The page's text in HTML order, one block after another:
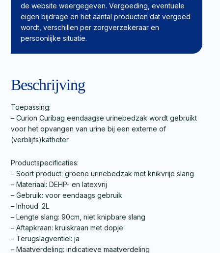
aantal
de website weergegeven. Vergoeding, eventuele
eigen bijdrage en het aantal producten dat vergoed
wordt, verschillen per zorgverzekeraar en
persoonlijke situatie.
Beschrijving
Toepassing:
– Curion Curibag eendaagse urinebedzak wordt gebruikt
voor het opvangen van urine bij een externe of
(verblijfs)katheter
Productspecificaties:
– Soort product: groene urinebedzak met knikvrije slang
– Materiaal: DEHP- en latexvrij
– Gebruik: voor eendaags gebruik
– Inhoud: 2L
– Lengte slang: 90cm, niet knipbare slang
– Aftapkraan: kruiskraan met dopje
– Terugslagventiel: ja
– Maatverdeling: indicatieve maatverdeling